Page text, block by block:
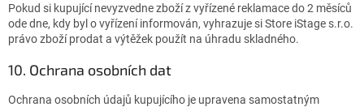
Pokud si kupující nevyzvedne zboží z vyřízené reklamace do 2 měsíců
ode dne, kdy byl o vyřízení informován, vyhrazuje si Store iStage s.r.o.
právo zboží prodat a výtěžek použít na úhradu skladného.
10. Ochrana osobních dat
Ochrana osobních údajů kupujícího je upravena samostatným